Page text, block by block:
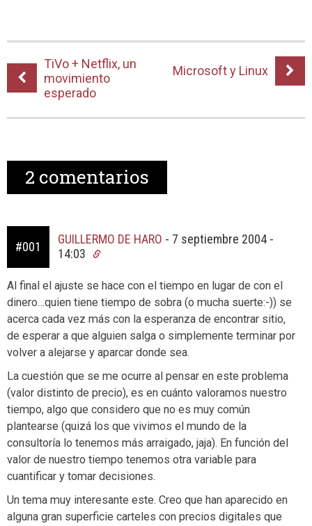
TiVo + Netflix, un
movimiento
esperado
Microsoft y Linux
2 comentarios
#001
GUILLERMO DE HARO - 7 septiembre 2004 -
14:03
Al final el ajuste se hace con el tiempo en lugar de con el
dinero…quien tiene tiempo de sobra (o mucha suerte:-)) se
acerca cada vez más con la esperanza de encontrar sitio,
de esperar a que alguien salga o simplemente terminar por
volver a alejarse y aparcar donde sea.
La cuestión que se me ocurre al pensar en este problema
(valor distinto de precio), es en cuánto valoramos nuestro
tiempo, algo que considero que no es muy común
plantearse (quizá los que vivimos el mundo de la
consultoría lo tenemos más arraigado, jaja). En función del
valor de nuestro tiempo tenemos otra variable para
cuantificar y tomar decisiones.
Un tema muy interesante este. Creo que han aparecido en
alguna gran superficie carteles con precios digitales que